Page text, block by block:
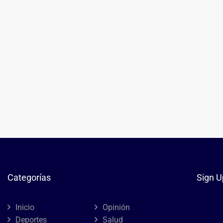
Categorías
Inicio
Opinión
Deportes
Salud
Sign